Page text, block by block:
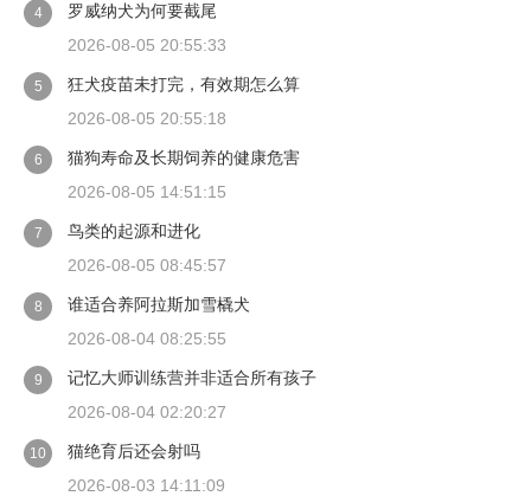
4
罗威纳犬为何要截尾
2026-08-05 20:55:33
5
狂犬疫苗未打完，有效期怎么算
2026-08-05 20:55:18
6
猫狗寿命及长期饲养的健康危害
2026-08-05 14:51:15
7
鸟类的起源和进化
2026-08-05 08:45:57
8
谁适合养阿拉斯加雪橇犬
2026-08-04 08:25:55
9
记忆大师训练营并非适合所有孩子
2026-08-04 02:20:27
10
猫绝育后还会射吗
2026-08-03 14:11:09